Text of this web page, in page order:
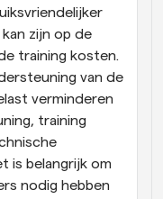
zijn op de
training kosten.
van de
verminderen
training
is belangrijk om
nodig hebben